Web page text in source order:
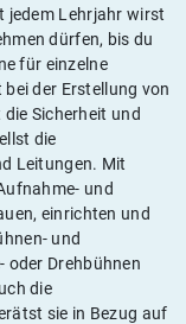
jedem Lehrjahr wirst
dürfen, bis du
für einzelne
der Erstellung von
Sicherheit und
die
Leitungen. Mit
und
einrichten und
und
oder Drehbühnen
die
sie in Bezug auf